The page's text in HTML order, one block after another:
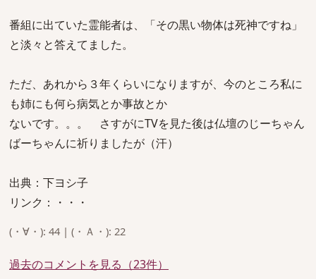
番組に出ていた霊能者は、「その黒い物体は死神ですね」
と淡々と答えてました。
ただ、あれから３年くらいになりますが、今のところ私に
も姉にも何ら病気とか事故とか
ないです。。。 さすがにTVを見た後は仏壇のじーちゃん
ばーちゃんに祈りましたが（汗）
出典：下ヨシ子
リンク：・・・
(・∀・): 44 | (・Ａ・): 22
過去のコメントを見る（23件）